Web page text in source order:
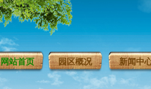
网站首页 园区概况 新闻中